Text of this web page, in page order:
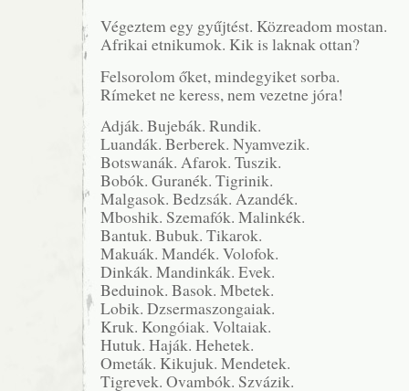
Végeztem egy gyűjtést. Közreadom mostan.
Afrikai etnikumok. Kik is laknak ottan?
Felsorolom őket, mindegyiket sorba.
Rímeket ne keress, nem vezetne jóra!
Adják. Bujebák. Rundik.
Luandák. Berberek. Nyamvezik.
Botswanák. Afarok. Tuszik.
Bobók. Guranék. Tigrinik.
Malgasok. Bedzsák. Azandék.
Mboshik. Szemafók. Malinkék.
Bantuk. Bubuk. Tikarok.
Makuák. Mandék. Volofok.
Dinkák. Mandinkák. Evek.
Beduinok. Basok. Mbetek.
Lobik. Dzsermaszongaiak.
Kruk. Kongóiak. Voltaiak.
Hutuk. Haják. Hehetek.
Ometák. Kikujuk. Mendetek.
Tigrevek. Ovambók. Szvázik.